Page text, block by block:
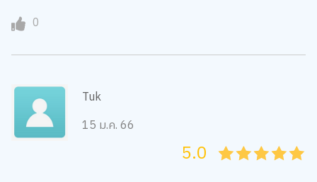
0
Tuk
15 ม.ค. 66
45
4
35
3
25
2
15
1
05
5.0